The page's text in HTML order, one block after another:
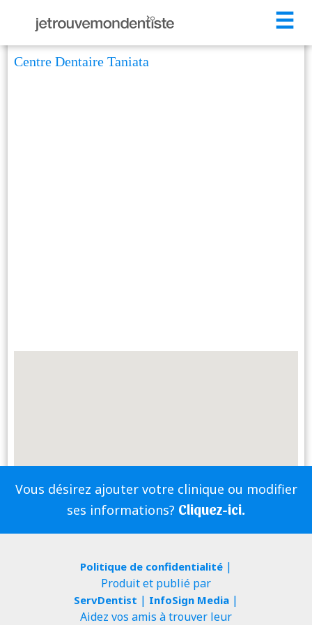
☰
Centre Dentaire Taniata
Vous désirez ajouter votre clinique ou modifier
ses informations? Cliquez-ici.
Politique de confidentialité|
Produit et publié par
ServDentist | InfoSign Media|
Aidez vos amis à trouver leur